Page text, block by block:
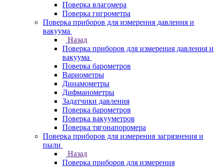
Поверка влагомера
Поверка гигрометра
Поверка приборов для измерения давления и
вакуума
Назад
Поверка приборов для измерения давления и
вакуума
Поверка барометров
Вариометры
Динамометры
Дифманометры
Задатчики давления
Поверка барометров
Поверка вакууметров
Поверка тягонапоромера
Поверка приборов для измерения загрязнения и
пыли
Назад
Поверка приборов для измерения